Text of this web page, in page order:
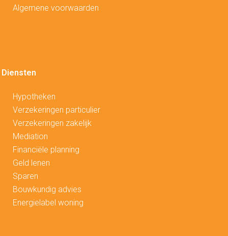
Algemene voorwaarden
Diensten
Hypotheken
Verzekeringen particulier
Verzekeringen zakelijk
Mediation
Financiële planning
Geld lenen
Sparen
Bouwkundig advies
Energielabel woning